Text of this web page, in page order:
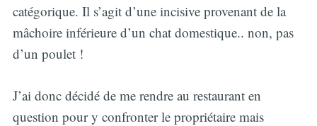
catégorique. Il s’agit d’une incisive provenant de la
mâchoire inférieure d’un chat domestique.. non, pas
d’un poulet !
J’ai donc décidé de me rendre au restaurant en
question pour y confronter le propriétaire mais